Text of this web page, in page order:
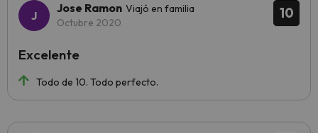
10
Jose Ramon Viajó en familia
Octubre 2020
Todo de 10. Todo perfecto.
Excelente